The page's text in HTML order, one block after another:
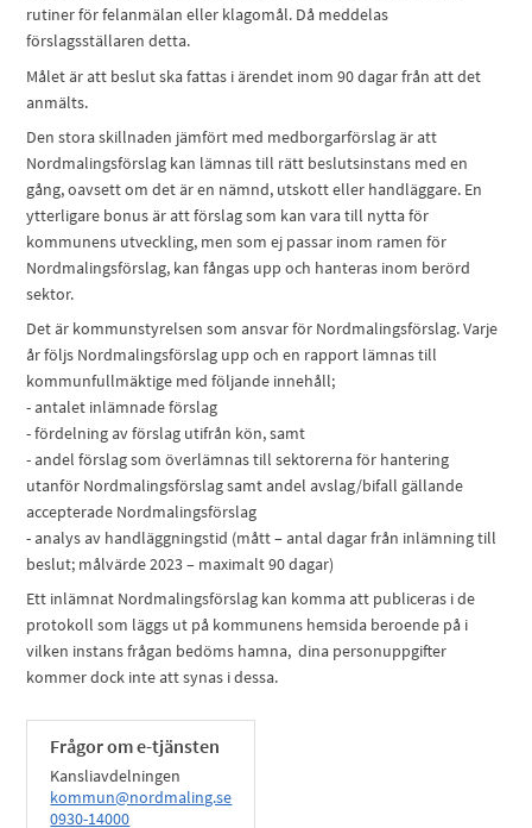
rutiner för felanmälan eller klagomål. Då meddelas
förslagsställaren detta.
Målet är att beslut ska fattas i ärendet inom 90 dagar från att det
anmälts.
Den stora skillnaden jämfört med medborgarförslag är att
Nordmalingsförslag kan lämnas till rätt beslutsinstans med en
gång, oavsett om det är en nämnd, utskott eller handläggare. En
ytterligare bonus är att förslag som kan vara till nytta för
kommunens utveckling, men som ej passar inom ramen för
Nordmalingsförslag, kan fångas upp och hanteras inom berörd
sektor.
Det är kommunstyrelsen som ansvar för Nordmalingsförslag. Varje
år följs Nordmalingsförslag upp och en rapport lämnas till
kommunfullmäktige med följande innehåll;
- antalet inlämnade förslag
- fördelning av förslag utifrån kön, samt
- andel förslag som överlämnas till sektorerna för hantering
utanför Nordmalingsförslag samt andel avslag/bifall gällande
accepterade Nordmalingsförslag
- analys av handläggningstid (mått – antal dagar från inlämning till
beslut; målvärde 2023 – maximalt 90 dagar)
Ett inlämnat Nordmalingsförslag kan komma att publiceras i de
protokoll som läggs ut på kommunens hemsida beroende på i
vilken instans frågan bedöms hamna, dina personuppgifter
kommer dock inte att synas i dessa.
Frågor om e-tjänsten
Kansliavdelningen
kommun@nordmaling.se
0930-14000